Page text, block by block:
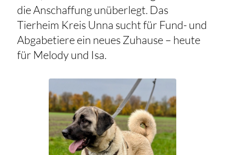
die Anschaffung unüberlegt. Das
Tierheim Kreis Unna sucht für Fund- und
Abgabetiere ein neues Zuhause – heute
für Melody und Isa.